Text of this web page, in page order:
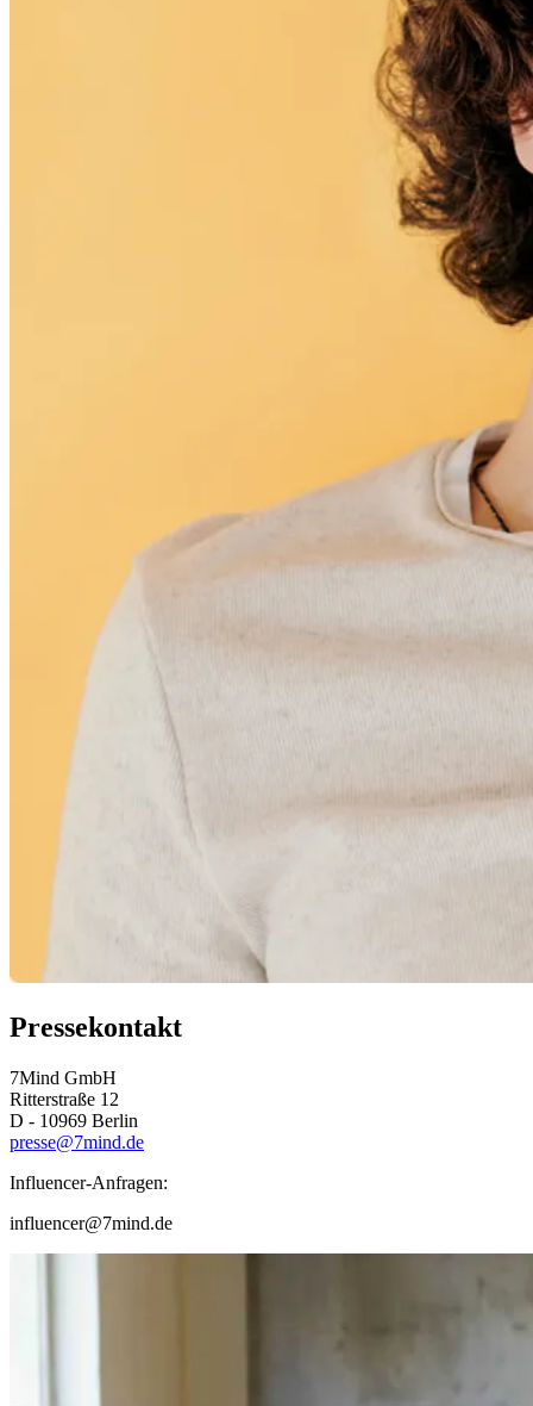
Pressekontakt
7Mind GmbH
Ritterstraße 12
D - 10969 Berlin
presse@7mind.de
Influencer-Anfragen:
influencer@7mind.de